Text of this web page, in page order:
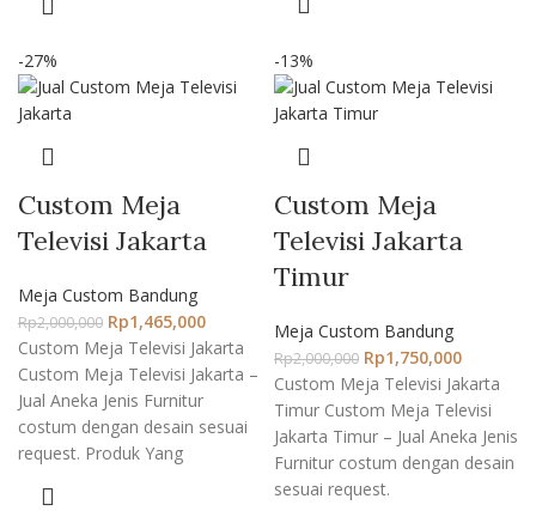
-27%
Custom Meja
Televisi Jakarta
Meja Custom Bandung
Rp2,000,000 Rp1,465,000
Custom Meja Televisi Jakarta
Custom Meja Televisi Jakarta –
Jual Aneka Jenis Furnitur
costum dengan desain sesuai
request. Produk Yang
-13%
Custom Meja
Televisi Jakarta
Timur
Meja Custom Bandung
Rp2,000,000 Rp1,750,000
Custom Meja Televisi Jakarta
Timur Custom Meja Televisi
Jakarta Timur – Jual Aneka Jenis
Furnitur costum dengan desain
sesuai request.